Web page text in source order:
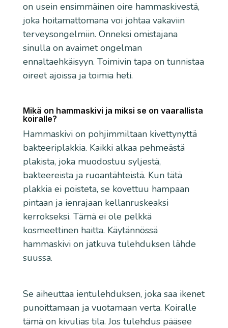
on usein ensimmäinen oire hammaskivestä,
joka hoitamattomana voi johtaa vakaviin
terveysongelmiin. Onneksi omistajana
sinulla on avaimet ongelman
ennaltaehkäisyyn. Toimivin tapa on tunnistaa
oireet ajoissa ja toimia heti.
Mikä on hammaskivi ja miksi se on vaarallista
koiralle?
Hammaskivi on pohjimmiltaan kivettynyttä
bakteeriplakkia. Kaikki alkaa pehmeästä
plakista, joka muodostuu syljestä,
bakteereista ja ruoantähteistä. Kun tätä
plakkia ei poisteta, se kovettuu hampaan
pintaan ja ienrajaan kellanruskeaksi
kerrokseksi. Tämä ei ole pelkkä
kosmeettinen haitta. Käytännössä
hammaskivi on jatkuva tulehduksen lähde
suussa.
Se aiheuttaa ientulehduksen, joka saa ikenet
punoittamaan ja vuotamaan verta. Koiralle
tämä on kivulias tila. Jos tulehdus pääsee